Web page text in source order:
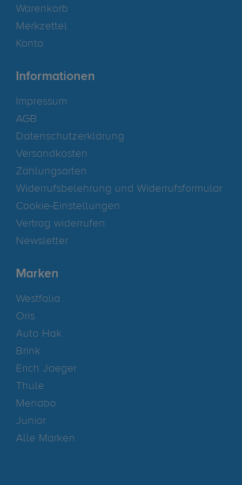
Warenkorb
Merkzettel
Konto
Informationen
Impressum
AGB
Datenschutzerklärung
Versandkosten
Zahlungsarten
Widerrufsbelehrung und Widerrufsformular
Cookie-Einstellungen
Vertrag widerrufen
Newsletter
Marken
Westfalia
Oris
Auto Hak
Brink
Erich Jaeger
Thule
Menabo
Junior
Alle Marken